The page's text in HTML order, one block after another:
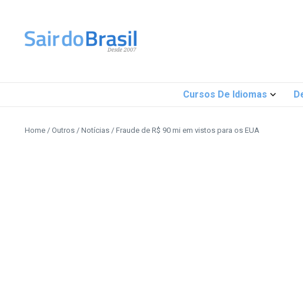
Cursos De Idiomas
Home / Outros / Notícias / Fraude de R$ 90 mi em vistos para os EUA